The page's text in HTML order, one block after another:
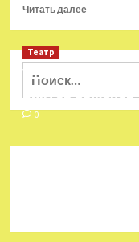
посадить
Украину
стол
Читать далееПрочитать
«Работу
в
Киевской
Одесской
серии
Найти:
Театр
Ушёл из жизни
Виктор Баженов
0